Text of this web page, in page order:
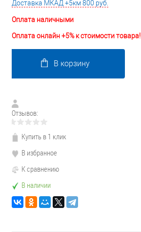
Доставка МКАД +5км 800 руб.
Оплата наличными
Оплата онлайн +5% к стоимости товара!
В корзину
Отзывов:
Купить в 1 клик
В избранное
К сравнению
В наличии